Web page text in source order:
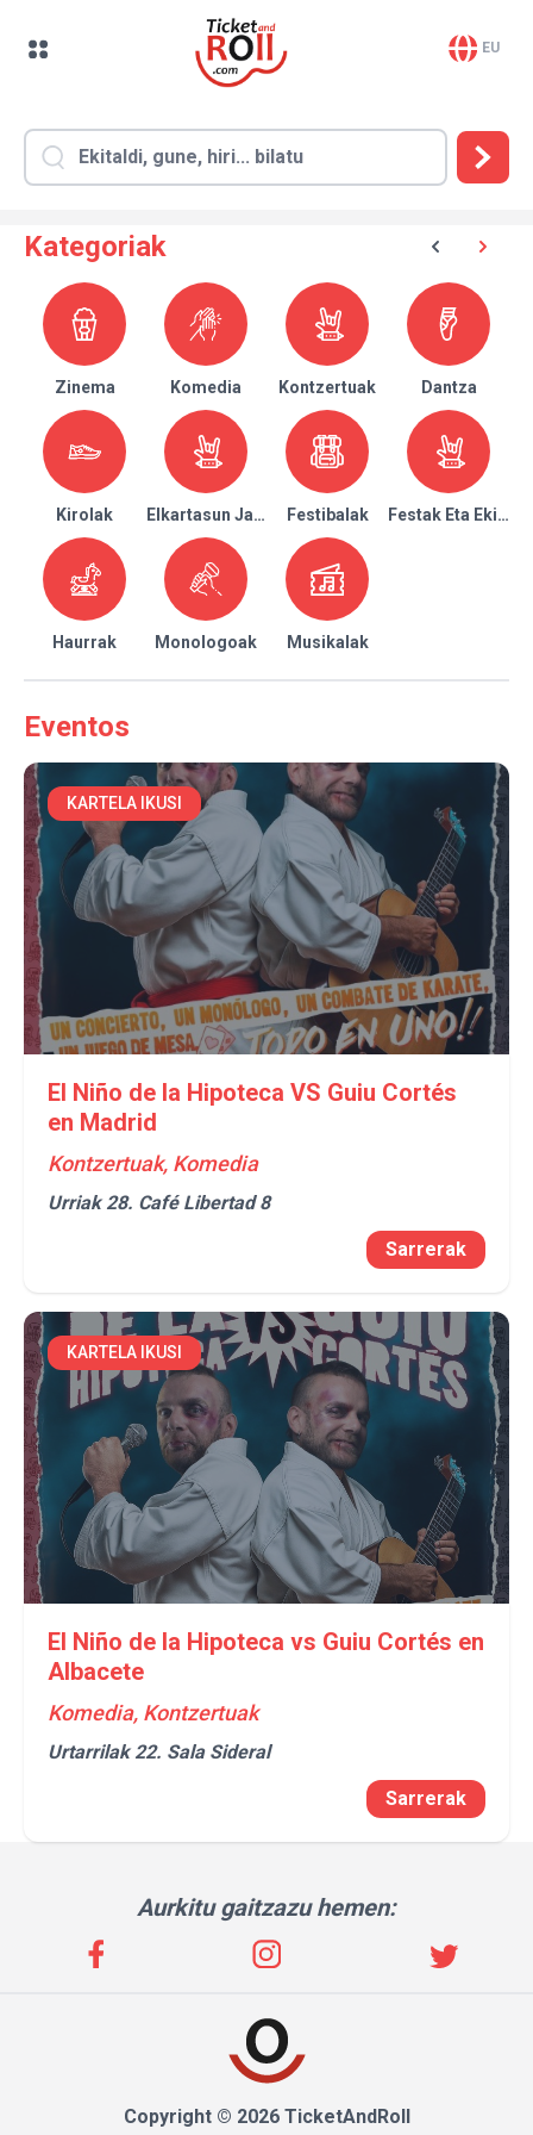
EU
Kategoriak
Zinema Komedia Kontzertuak Dantza
Kirolak Elkartasun JaialdiakFestibalak Festak Eta
Haurrak Monologoak Musikalak
Eventos
KARTELA IKUSI
El Niño de la Hipoteca VS Guiu Cortés
en Madrid
Kontzertuak, Komedia
Urriak 28. Café Libertad 8
Sarrerak
KARTELA IKUSI
El Niño de la Hipoteca vs Guiu Cortés en
Albacete
Komedia, Kontzertuak
Urtarrilak 22. Sala Sideral
Sarrerak
Aurkitu gaitzazu hemen:
Copyright © 2026 TicketAndRoll